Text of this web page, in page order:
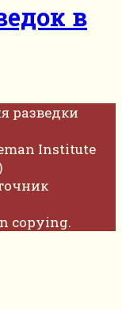
в
разведки
Institute
copying.